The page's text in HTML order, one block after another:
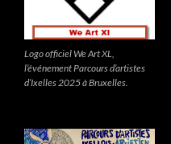
Logo officiel We Art XL,
l’événement Parcours d’artistes
d’Ixelles 2025 à Bruxelles.